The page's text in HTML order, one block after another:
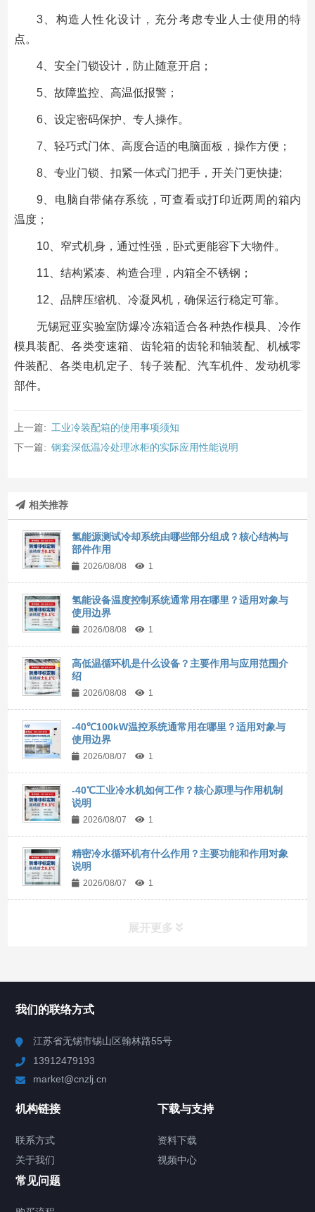
3、构造人性化设计，充分考虑专业人士使用的特
点。
4、安全门锁设计，防止随意开启；
5、故障监控、高温低报警；
6、设定密码保护、专人操作。
7、轻巧式门体、高度合适的电脑面板，操作方便；
8、专业门锁、扣紧一体式门把手，开关门更快捷;
9、电脑自带储存系统，可查看或打印近两周的箱内
温度；
10、窄式机身，通过性强，卧式更能容下大物件。
11、结构紧凑、构造合理，内箱全不锈钢；
12、品牌压缩机、冷凝风机，确保运行稳定可靠。
无锡冠亚实验室防爆冷冻箱适合各种热作模具、冷作
模具装配、各类变速箱、齿轮箱的齿轮和轴装配、机械零
件装配、各类电机定子、转子装配、汽车机件、发动机零
部件。
上一篇: 工业冷装配箱的使用事项须知
下一篇: 钢套深低温冷处理冰柜的实际应用性能说明
相关推荐
氢能源测试冷却系统由哪些部分组成？核心结构与
部件作用
2026/08/08 1
氢能设备温度控制系统通常用在哪里？适用对象与
使用边界
2026/08/08 1
高低温循环机是什么设备？主要作用与应用范围介
绍
2026/08/08 1
-40℃100kW温控系统通常用在哪里？适用对象与
使用边界
2026/08/07 1
-40℃工业冷水机如何工作？核心原理与作用机制
说明
2026/08/07 1
精密冷水循环机有什么作用？主要功能和作用对象
说明
2026/08/07 1
展开更多
Chiller高精度制冷循环器
TCU温度控制单元
Chiller气体控温系统
我们的联络方式
江苏省无锡市锡山区翰林路55号
13912479193
market@cnzlj.cn
机构链接
联系方式
关于我们
下载与支持
资料下载
视频中心
常见问题